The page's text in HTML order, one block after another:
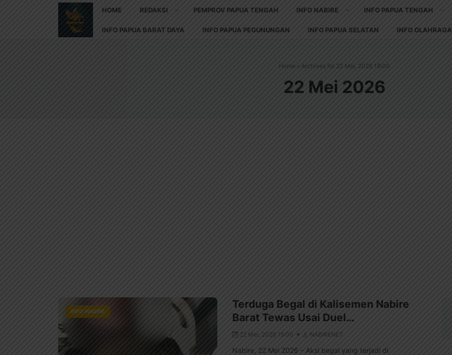
HOME REDAKSI PEMPROV PAPUA TENGAH INFO NABIRE INFO PAPUA TENGAH
INFO PAPUA BARAT DAYA INFO PAPUA PEGUNUNGAN INFO PAPUA SELATAN INFO OLAHRAGA
Home » Archives for 22 Mei, 2026 19:00
22 Mei 2026
INFO NABIRE
Terduga Begal di Kalisemen Nabire
Barat Tewas Usai Duel…
22 Mei, 2026 19:00 NABIRENET
Nabire, 22 Mei 2026 – Aksi begal yang terjadi di